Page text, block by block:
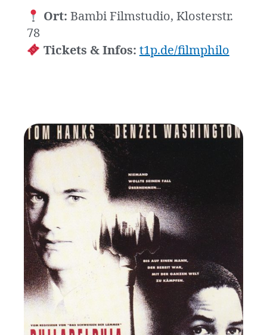
Ort: Bambi Filmstudio, Klosterstr.
78
Tickets & Infos: t1p.de/filmphilo